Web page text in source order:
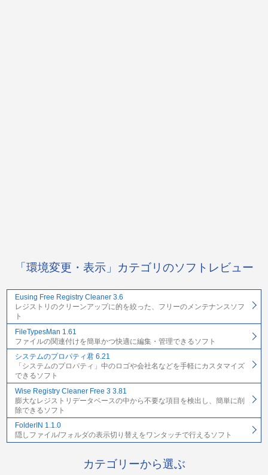
「環境変更・表示」カテゴリのソフトレビュー
Eusing Free Registry Cleaner 3.6
レジストリのクリーンアップに的を絞った、フリーのメンテナンスソフ
ト
FileTypesMan 1.61
ファイルの関連付けを簡単かつ快適に編集・管理できるソフト
システムのプロパティ君 6.21
「システムのプロパティ」中のロゴや会社名などを手軽にカスタマイズ
できるソフト
Wise Registry Cleaner Free 3 3.81
膨大なレジストリデータベースの中から不要な項目を検出し、簡単に削
除できるソフト
FolderIN 1.1.0
隠しファイル/フォルダの表示切り替えをワンタッチで行えるソフト
カテゴリーから選ぶ